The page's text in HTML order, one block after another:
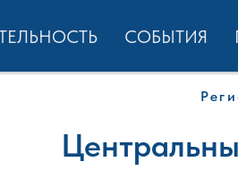
СОБЫТИЯ